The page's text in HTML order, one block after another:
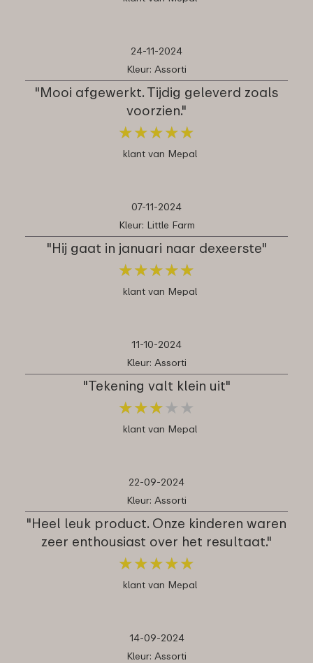
24-11-2024
Kleur: Assorti
"Mooi afgewerkt. Tijdig geleverd zoals
voorzien."
★★★★★
★★★★★
klant van Mepal
07-11-2024
Kleur: Little Farm
"Hij gaat in januari naar dexeerste"
★★★★★
★★★★★
klant van Mepal
11-10-2024
Kleur: Assorti
"Tekening valt klein uit"
★★★ ★ ★
★★★ ★ ★
klant van Mepal
22-09-2024
Kleur: Assorti
"Heel leuk product. Onze kinderen waren
zeer enthousiast over het resultaat."
★★★★★
★★★★★
klant van Mepal
14-09-2024
Kleur: Assorti